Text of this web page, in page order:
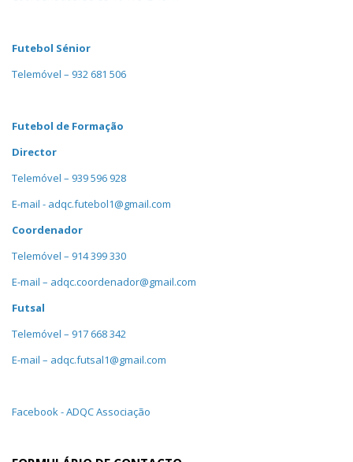
Futebol Sénior
Telemóvel – 932 681 506
Futebol de Formação
Director
Telemóvel – 939 596 928
E-mail - adqc.futebol1@gmail.com
Coordenador
Telemóvel – 914 399 330
E-mail – adqc.coordenador@gmail.com
Futsal
Telemóvel – 917 668 342
E-mail – adqc.futsal1@gmail.com
Facebook - ADQC Associação